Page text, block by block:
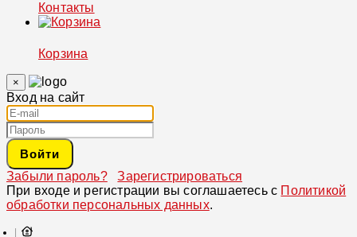
Контакты
Корзина
×
Вход на сайт
Войти
Забыли пароль?
Зарегистрироваться
При входе и регистрации вы соглашаетесь с Политикой
обработки персональных данных.